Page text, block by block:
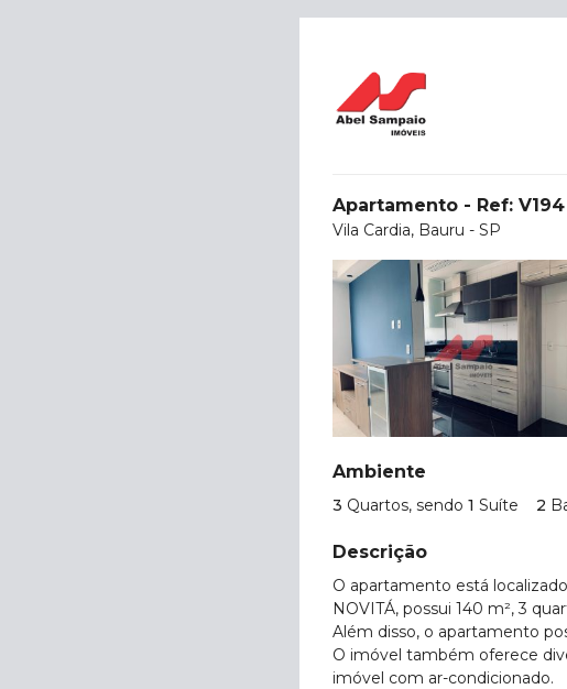
Apartamento - Ref: V194
Vila Cardia, Bauru - SP
Ambiente
3 Quartos, sendo 1 Suíte 2
Descrição
O apartamento está
NOVITÁ, possui 140 m², 3
Além disso, o apartamento
O imóvel também oferece
imóvel com ar-condicionado.